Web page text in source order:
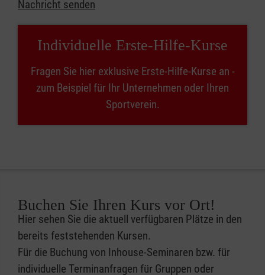
Nachricht senden
Individuelle Erste-Hilfe-Kurse
Fragen Sie hier exklusive Erste-Hilfe-Kurse an -
zum Beispiel für Ihr Unternehmen oder Ihren
Sportverein.
Buchen Sie Ihren Kurs vor Ort!
Hier sehen Sie die aktuell verfügbaren Plätze in den
bereits feststehenden Kursen.
Für die Buchung von Inhouse-Seminaren bzw. für
individuelle Terminanfragen für Gruppen oder